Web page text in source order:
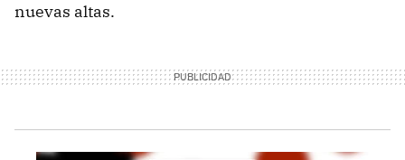
nuevas altas.